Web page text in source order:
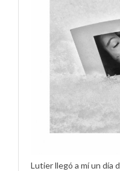
Lutier llegó a mí un día